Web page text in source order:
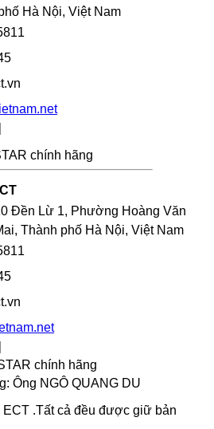
Hà Nội, Việt Nam
Đền Lừ 1, Phường Hoàng Văn
Thành phố Hà Nội, Việt Nam
Ông NGÔ QUANG DU
.Tất cả đều được giữ bản